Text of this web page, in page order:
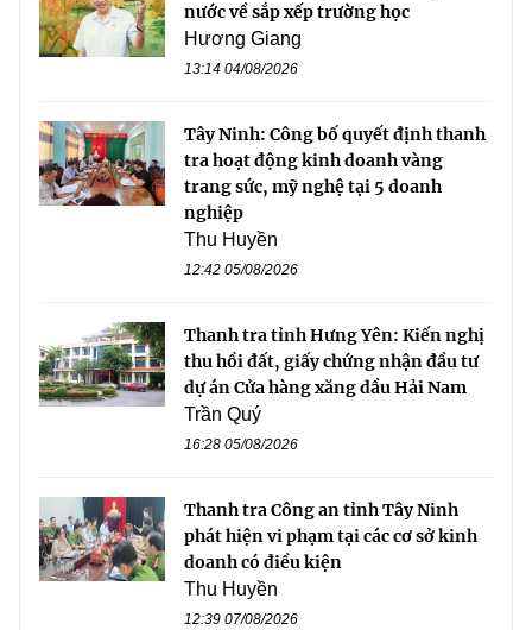
nước về sắp xếp trường học
Hương Giang
13:14 04/08/2026
Tây Ninh: Công bố quyết định thanh
tra hoạt động kinh doanh vàng
trang sức, mỹ nghệ tại 5 doanh
nghiệp
Thu Huyền
12:42 05/08/2026
Thanh tra tỉnh Hưng Yên: Kiến nghị
thu hồi đất, giấy chứng nhận đầu tư
dự án Cửa hàng xăng dầu Hải Nam
Trần Quý
16:28 05/08/2026
Thanh tra Công an tỉnh Tây Ninh
phát hiện vi phạm tại các cơ sở kinh
doanh có điều kiện
Thu Huyền
12:39 07/08/2026